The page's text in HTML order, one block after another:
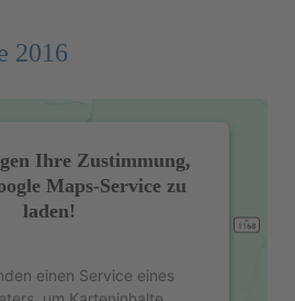
2016
Ihre Zustimmung,
Maps-Service zu
laden!
einen Service eines